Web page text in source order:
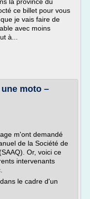
ce billet pour vous
je vais faire de
avec moins
à...
moto –
m'ont demandé
de la Société de
Or, voici ce
intervenants
le cadre d'un